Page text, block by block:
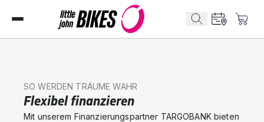
SO WERDEN TRÄUME WAHR
Flexibel finanzieren
Mit unserem Finanzierungspartner TARGOBANK bieten